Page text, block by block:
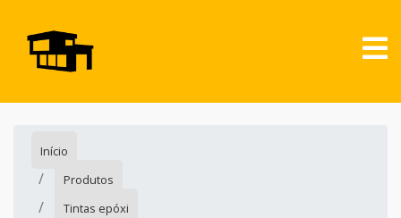
Início
Produtos
Tintas epóxi